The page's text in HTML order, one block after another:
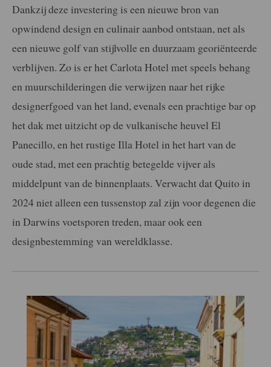
Dankzij deze investering is een nieuwe bron van
opwindend design en culinair aanbod ontstaan, net als
een nieuwe golf van stijlvolle en duurzaam georiënteerde
verblijven. Zo is er het Carlota Hotel met speels behang
en muurschilderingen die verwijzen naar het rijke
designerfgoed van het land, evenals een prachtige bar op
het dak met uitzicht op de vulkanische heuvel El
Panecillo, en het rustige Illa Hotel in het hart van de
oude stad, met een prachtig betegelde vijver als
middelpunt van de binnenplaats. Verwacht dat Quito in
2024 niet alleen een tussenstop zal zijn voor degenen die
in Darwins voetsporen treden, maar ook een
designbestemming van wereldklasse.